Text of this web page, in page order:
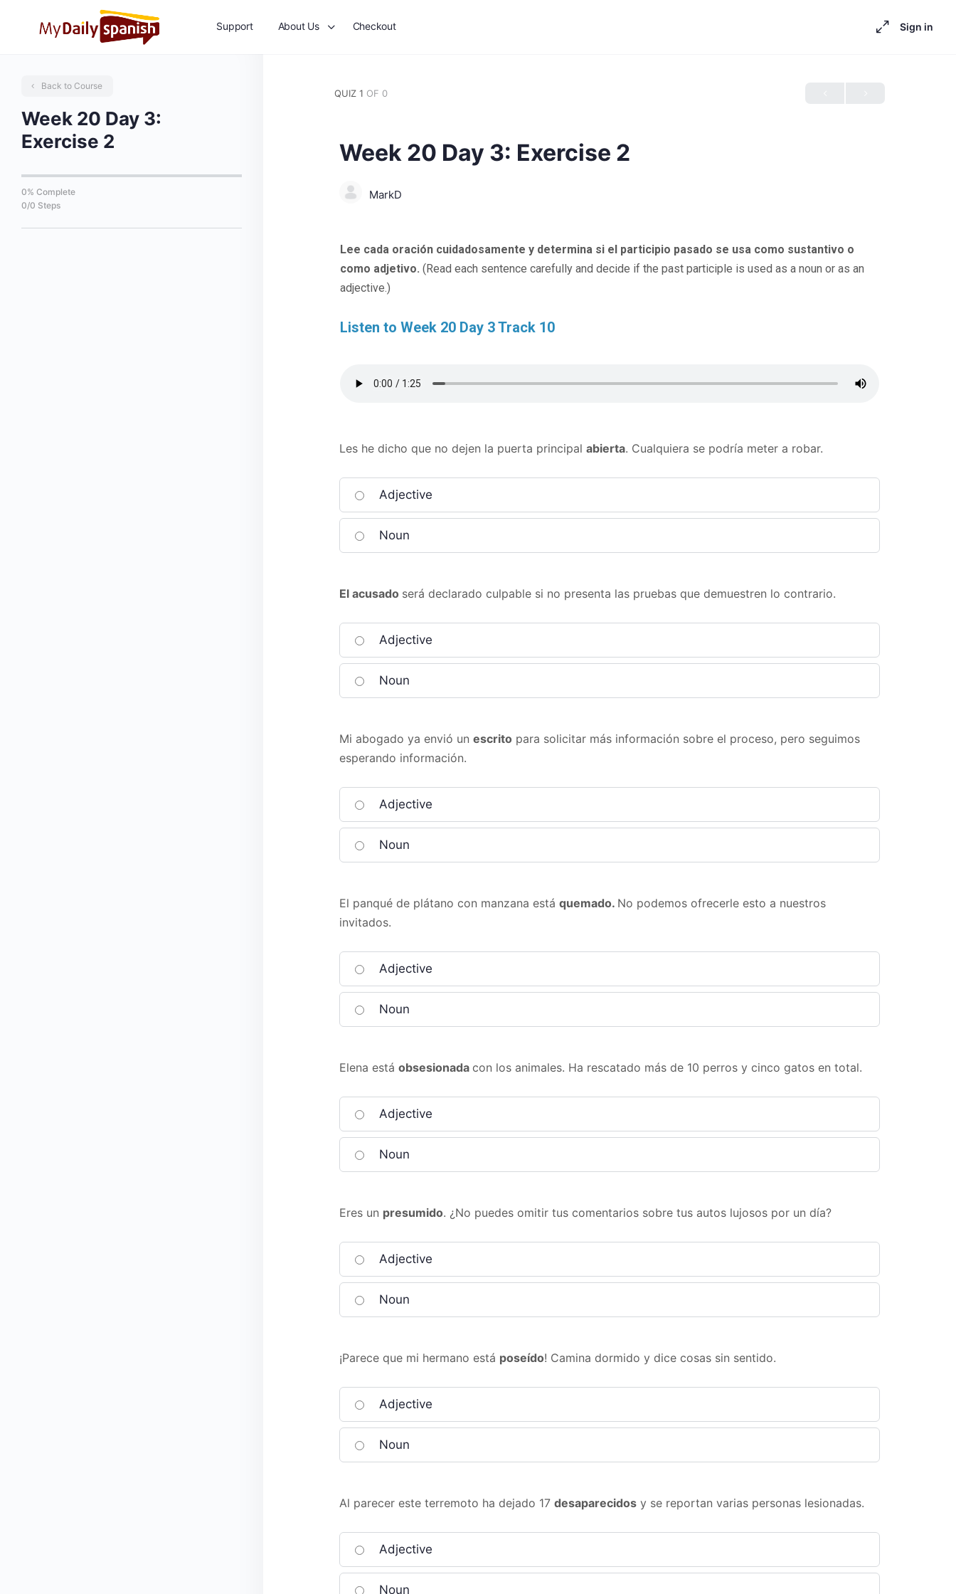
Support About Us Checkout Sign in
Back to Course
Week 20 Day 3:
Exercise 2
0% Complete
0/0 Steps
QUIZ 1 OF 0
Week 20 Day 3: Exercise 2
MarkD
Lee cada oración cuidadosamente y determina si el participio pasado se usa como sustantivo o
como adjetivo. (Read each sentence carefully and decide if the past participle is used as a noun or as an
adjective.)
Listen to Week 20 Day 3 Track 10
Les he dicho que no dejen la puerta principal abierta. Cualquiera se podría meter a robar.
Adjective
Noun
El acusado será declarado culpable si no presenta las pruebas que demuestren lo contrario.
Adjective
Noun
Mi abogado ya envió un escrito para solicitar más información sobre el proceso, pero seguimos
esperando información.
Adjective
Noun
El panqué de plátano con manzana está quemado. No podemos ofrecerle esto a nuestros
invitados.
Adjective
Noun
Elena está obsesionada con los animales. Ha rescatado más de 10 perros y cinco gatos en total.
Adjective
Noun
Eres un presumido. ¿No puedes omitir tus comentarios sobre tus autos lujosos por un día?
Adjective
Noun
¡Parece que mi hermano está poseído! Camina dormido y dice cosas sin sentido.
Adjective
Noun
Al parecer este terremoto ha dejado 17 desaparecidos y se reportan varias personas lesionadas.
Adjective
Noun